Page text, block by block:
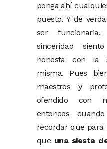
ponga ahí
puesto. Y de
ser
sinceridad
honesta con la
misma. Pues
maestros y
ofendido con
entonces
recordar que
que una siesta